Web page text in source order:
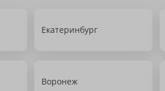
Екатеринбург
Воронеж